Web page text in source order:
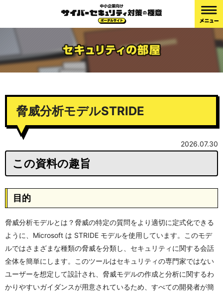
脅威分析モデルSTRIDE
2026.07.30
この資料の趣旨
目的
脅威分析モデルとは？脅威の特定の質問をより適切に定式化できる
ように、Microsoft は STRIDE モデルを使用しています。このモデ
ルではさまざまな種類の脅威を分類し、セキュリティに関する会話
全体を簡単にします。このツールはセキュリティの専門家ではない
ユーザーを想定して設計され、脅威モデルの作成と分析に関するわ
かりやすいガイダンスが用意されているため、すべての開発者が簡